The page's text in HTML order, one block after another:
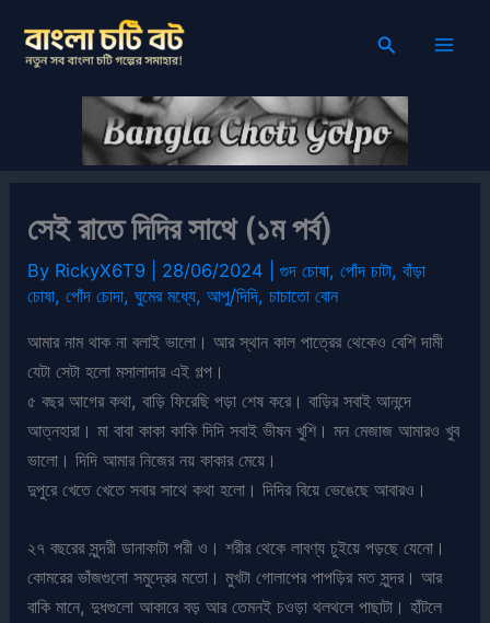
content
Search
সেই রাতে দিদির সাথে (১ম পর্ব)
By RickyX6T9 28/06/2024 |গুদ চোষা,পোঁদ চাটা,বাঁড়া
চোষা,পোঁদ চোদা,ঘুমের মধ্যে,আপু/দিদি,চাচাতো বোন
আমার নাম থাক না বলাই ভালো। আর স্থান কাল পাত্রের থেকেও বেশি দামী
যেটা সেটা হলো মসালাদার এই গল্প।
৫ বছর আগের কথা, বাড়ি ফিরেছি পড়া শেষ করে। বাড়ির সবাই আনন্দে
আত্নহারা। মা বাবা কাকা কাকি দিদি সবাই ভীষন খুশি। মন মেজাজ আমারও খুব
ভালো। দিদি আমার নিজের নয় কাকার মেয়ে।
দুপুরে খেতে খেতে সবার সাথে কথা হলো। দিদির বিয়ে ভেঙেছে আবারও।
২৭ বছরের সুন্দরী ডানাকাটা পরী ও। শরীর থেকে লাবণ্য চুইয়ে পড়ছে যেনো।
কোমরের ভাঁজগুলো সমুদ্রের মতো। মুখটা গোলাপের পাপড়ির মত সুন্দর। আর
বাকি মানে, দুধগুলো আকারে বড় আর তেমনই চওড়া থলথলে পাছাটা। হাঁটলে